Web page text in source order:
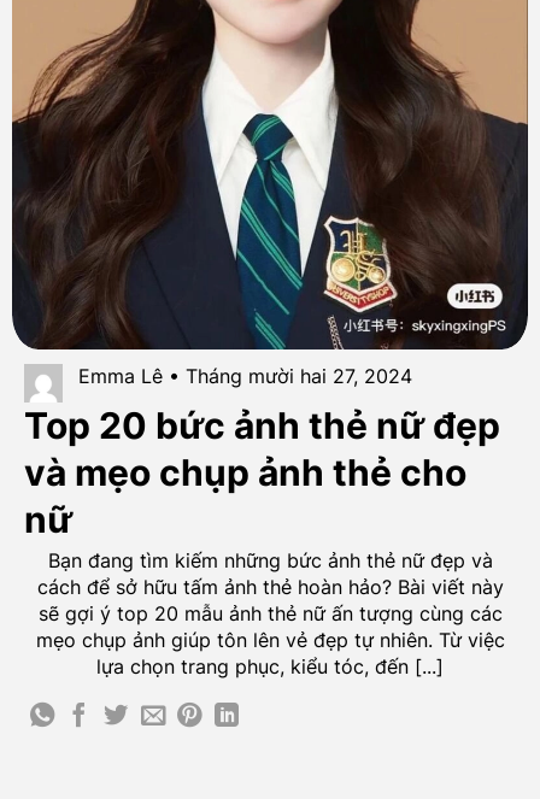
Emma Lê • Tháng mười hai 27, 2024
Top 20 bức ảnh thẻ nữ đẹp
và mẹo chụp ảnh thẻ cho
nữ
Bạn đang tìm kiếm những bức ảnh thẻ nữ đẹp và
cách để sở hữu tấm ảnh thẻ hoàn hảo? Bài viết này
sẽ gợi ý top 20 mẫu ảnh thẻ nữ ấn tượng cùng các
mẹo chụp ảnh giúp tôn lên vẻ đẹp tự nhiên. Từ việc
lựa chọn trang phục, kiểu tóc, đến [...]